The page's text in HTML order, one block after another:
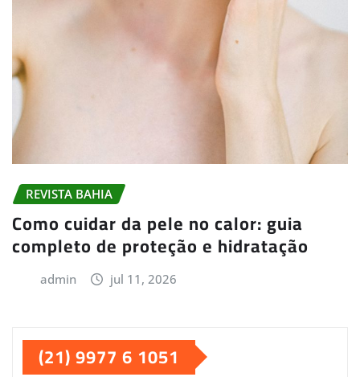
REVISTA BAHIA
Como cuidar da pele no calor: guia
completo de proteção e hidratação
admin jul 11, 2026
(21) 9977 6 1051